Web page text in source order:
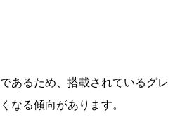
あるため、搭載されているグレ
なる傾向があります。